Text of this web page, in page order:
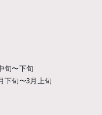
旬〜下旬
下旬〜3月上旬